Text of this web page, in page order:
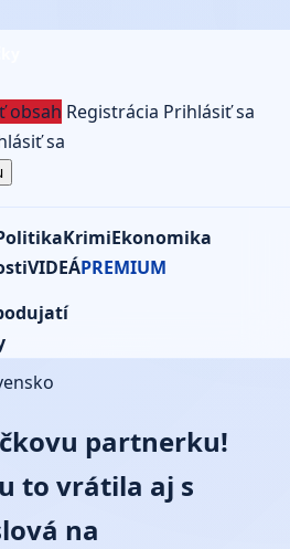
obsah Registrácia Prihlásiť sa
sa
KrimiEkonomika
VIDEÁPREMIUM
partnerku!
to vrátila aj s
na